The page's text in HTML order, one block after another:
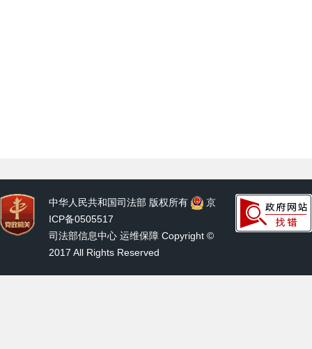
中华人民共和国司法部 版权所有
京
ICP备0505517
司法部信息中心 运维保障 Copyright ©
2017 All Rights Reserved